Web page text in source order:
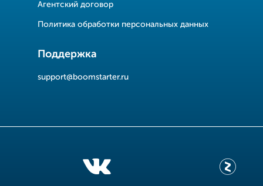
Агентский договор
Политика обработки персональных данных
Поддержка
support@boomstarter.ru